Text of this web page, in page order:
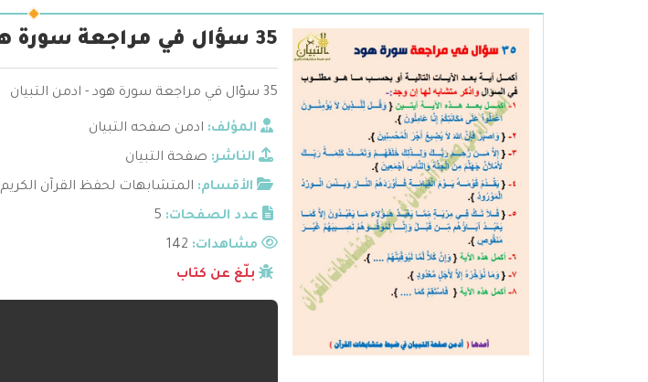
35 سؤال في مراجعة سورة هود
35 سؤال في مراجعة سورة هود - ادمن التبيان
المؤلف: ادمن صفحه التبيان
الناشر: صفحة التبيان
الأقسام: المتشابهات لحفظ القرآن الكريم
عدد الصفحات: 5
مشاهدات:
بلّغ عن كتاب